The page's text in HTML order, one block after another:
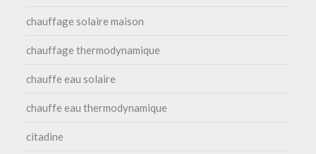
chauffage solaire maison
chauffage thermodynamique
chauffe eau solaire
chauffe eau thermodynamique
citadine